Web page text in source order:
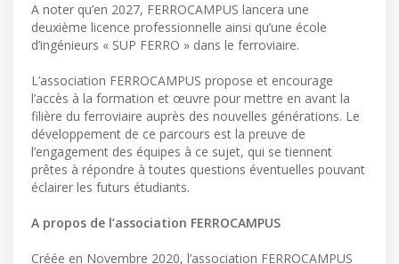
A noter qu’en 2027, FERROCAMPUS lancera une
deuxième licence professionnelle ainsi qu’une école
d’ingénieurs « SUP FERRO » dans le ferroviaire.
L’association FERROCAMPUS propose et encourage
l’accès à la formation et œuvre pour mettre en avant la
filière du ferroviaire auprès des nouvelles générations. Le
développement de ce parcours est la preuve de
l’engagement des équipes à ce sujet, qui se tiennent
prêtes à répondre à toutes questions éventuelles pouvant
éclairer les futurs étudiants.
A propos de l’association FERROCAMPUS
Créée en Novembre 2020, l’association FERROCAMPUS